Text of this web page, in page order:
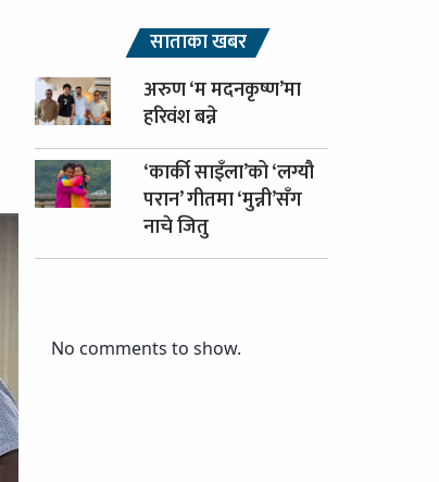
साताका खबर
अरुण ‘म मदनकृष्ण’मा
हरिवंश बन्ने
‘कार्की साइँला’को ‘लग्यौ
परान’ गीतमा ‘मुन्नी’सँग
नाचे जितु
No comments to show.